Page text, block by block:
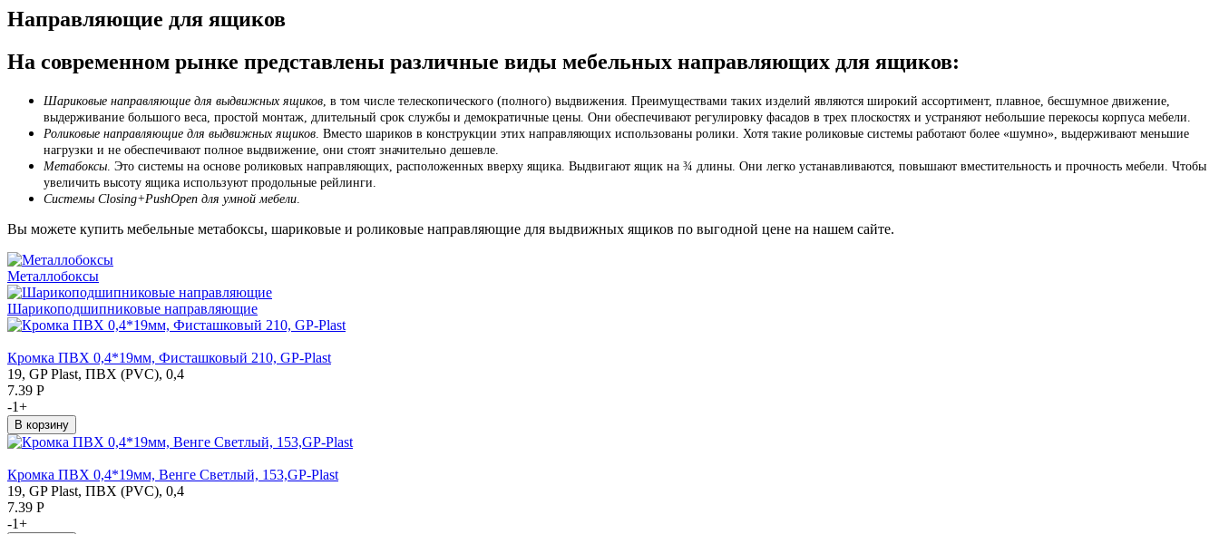
Направляющие для ящиков
На современном рынке представлены различные виды мебельных направляющих для ящиков:
Шариковые направляющие для выдвижных ящиков , в том числе телескопического (полного) выдвижения. Преимуществами таких изделий являются широкий ассортимент, плавное, бесшумное движение,
выдерживание большого веса, простой монтаж, длительный срок службы и демократичные цены. Они обеспечивают регулировку фасадов в трех плоскостях и устраняют небольшие перекосы корпуса мебели.
Роликовые направляющие для выдвижных ящиков Вместо шариков в конструкции этих направляющих использованы ролики. Хотя такие роликовые системы работают более «шумно», выдерживают меньшие
нагрузки и не обеспечивают полное выдвижение, они стоят значительно дешевле.
Метабоксы . Это системы на основе роликовых направляющих, расположенных вверху ящика. Выдвигают ящик на ¾ длины. Они легко устанавливаются, повышают вместительность и прочность мебели. Чтобы
увеличить высоту ящика используют продольные рейлинги.
Системы Closing+PushOpen для умной мебели
Вы можете купить мебельные метабоксы, шариковые и роликовые направляющие для выдвижных ящиков по выгодной цене на нашем сайте.
Металлобоксы
Шарикоподшипниковые направляющие
Кромка ПВХ 0,4*19мм, Фисташковый 210, GP-Plast
19, GP Plast, ПВХ (PVC), 0,4
7.39 Р
-1+
Кромка ПВХ 0,4*19мм, Венге Светлый, 153,GP-Plast
19, GP Plast, ПВХ (PVC), 0,4
7.39 Р
-1+